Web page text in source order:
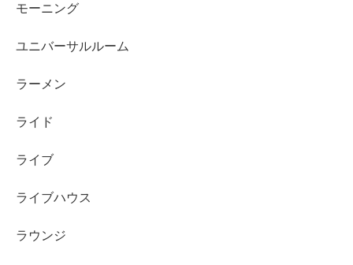
モーニング
ユニバーサルルーム
ラーメン
ライド
ライブ
ライブハウス
ラウンジ